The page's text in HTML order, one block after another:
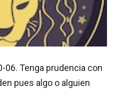
06. Tenga prudencia con
pues algo o alguien